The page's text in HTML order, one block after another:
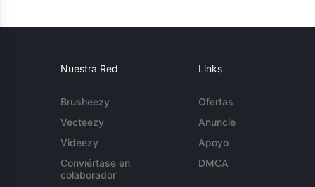
Nuestra Red
Brusheezy
Vecteezy
Videezy
Conviértase en
colaborador
Links
Ofertas
Anuncie
Apoyo
DMCA